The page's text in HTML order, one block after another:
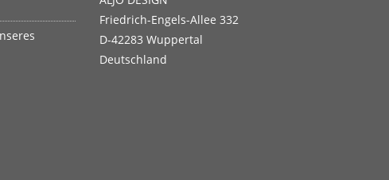
Friedrich-Engels-Allee 332
D-42283 Wuppertal
Deutschland